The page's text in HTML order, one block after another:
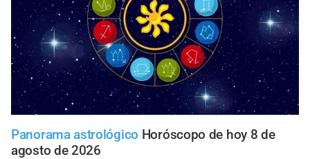
Panorama astrológico Horóscopo de hoy 8 de
agosto de 2026